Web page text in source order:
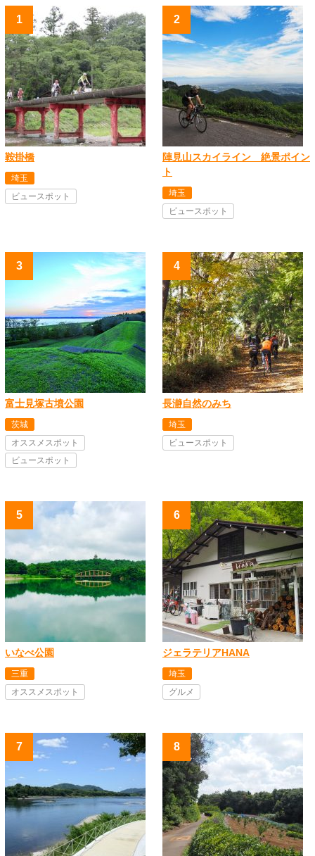
鞍掛橋
埼玉
ビュースポット
陣見山スカイライン 絶景ポイン
ト
埼玉
ビュースポット
富士見塚古墳公園
茨城
オススメスポット
ビュースポット
長瀞自然のみち
埼玉
ビュースポット
いなべ公園
三重
オススメスポット
ジェラテリアHANA
埼玉
グルメ